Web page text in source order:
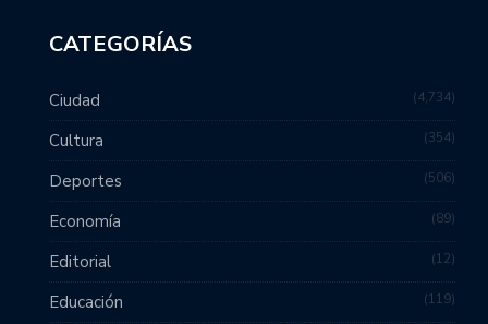
CATEGORÍAS
Ciudad 4,734
Cultura 354
Deportes 506
Economía 89
Editorial 12
Educación 119